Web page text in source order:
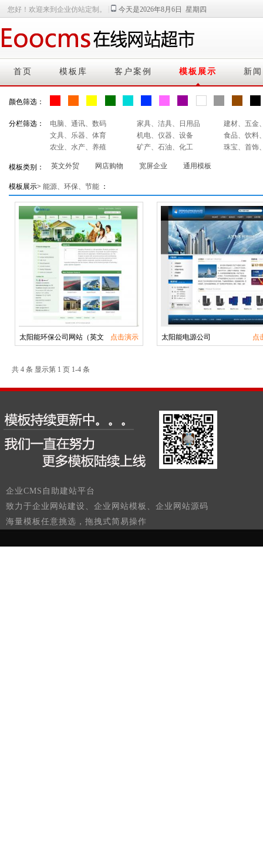
您好！欢迎来到企业仿站定制。 今天是2026年8月6日 星期四
首页 模板库 客户案例 模板展示 新
颜色筛选：
分栏筛选： 电脑、通讯、数码 家具、洁具、日用品
建材、五金
文具、乐器、体育
机电、仪器、设备
食品、饮料
农业、水产、养殖
矿产、石油、化工 珠宝、首饰
模板类别： 英文外贸 网店购物 宽屏企业 通用模板
模板展示> 能源、环保、节能 ：
太阳能环保公司网站（英文 点击演示 太阳能电源公司 点
共 4 条 显示第 1 页 1-4 条
企业CMS自助建站平台
致力于企业网站建设、企业网站模板、企业网站源码
海量模板任意挑选，拖拽式简易操作